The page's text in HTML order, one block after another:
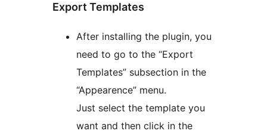
Export Templates
After installing the plugin, you
need to go to the “Export
Templates” subsection in the
“Appearence” menu.
Just select the template you
want and then click in the